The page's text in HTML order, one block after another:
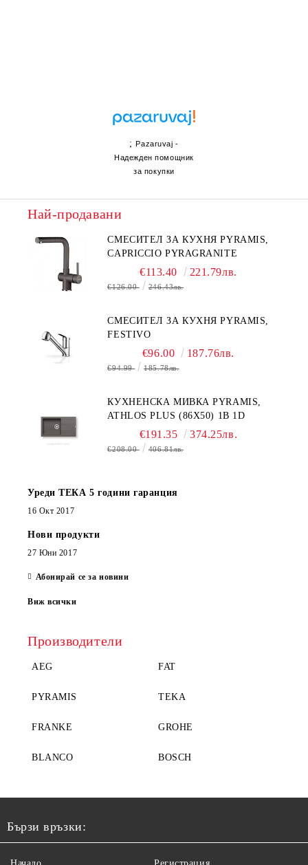
;Pazaruvaj -
Надежден помощник
за покупки
Най-продавани
СМЕСИТЕЛ ЗА КУХНЯ PYRAMIS,
CAPRICCIO PYRAGRANITE
€113.40 221.79лв.
€126.00 246.43лв.
СМЕСИТЕЛ ЗА КУХНЯ PYRAMIS,
FESTIVO
€96.00 187.76лв.
€94.99 185.78лв.
КУХНЕНСКА МИВКА PYRAMIS,
ATHLOS PLUS (86X50) 1B 1D
€191.35 374.25лв.
€208.00 406.81лв.
Уреди ТЕКА 5 години гаранция
16 Окт 2017
Нови продукти
27 Юни 2017
Абонирай се за новини
Виж всички
Производители
AEG FAT
PYRAMIS TEKA
FRANKE GROHE
BLANCO BOSCH
Бързи връзки: